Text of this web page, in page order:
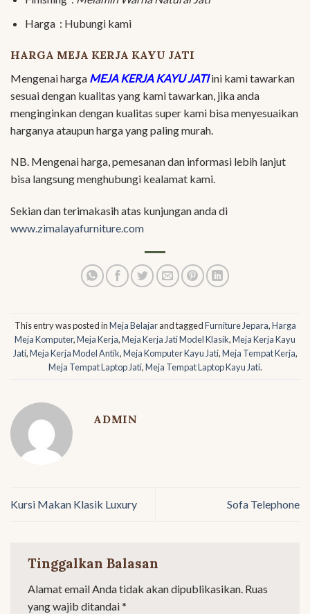
Harga : Hubungi kami
HARGA MEJA KERJA KAYU JATI
Mengenai harga MEJA KERJA KAYU JATIini kami tawarkan
sesuai dengan kualitas yang kami tawarkan, jika anda
menginginkan dengan kualitas super kami bisa menyesuaikan
harganya ataupun harga yang paling murah.
NB. Mengenai harga, pemesanan dan informasi lebih lanjut
bisa langsung menghubungi kealamat kami.
Sekian dan terimakasih atas kunjungan anda di
www.zimalayafurniture.com
This entry was posted inMeja Belajarand taggedFurniture Jepara,Harga
Meja Komputer,Meja Kerja,Meja Kerja Jati Model Klasik,Meja Kerja Kayu
Jati,Meja Kerja Model Antik,Meja Komputer Kayu Jati,Meja Tempat Kerja,
Meja Tempat Laptop Jati,Meja Tempat Laptop Kayu Jati.
ADMIN
Kursi Makan Klasik Luxury Sofa Telephone
Tinggalkan Balasan
Alamat email Anda tidak akan dipublikasikan. Ruas
yang wajib ditandai*